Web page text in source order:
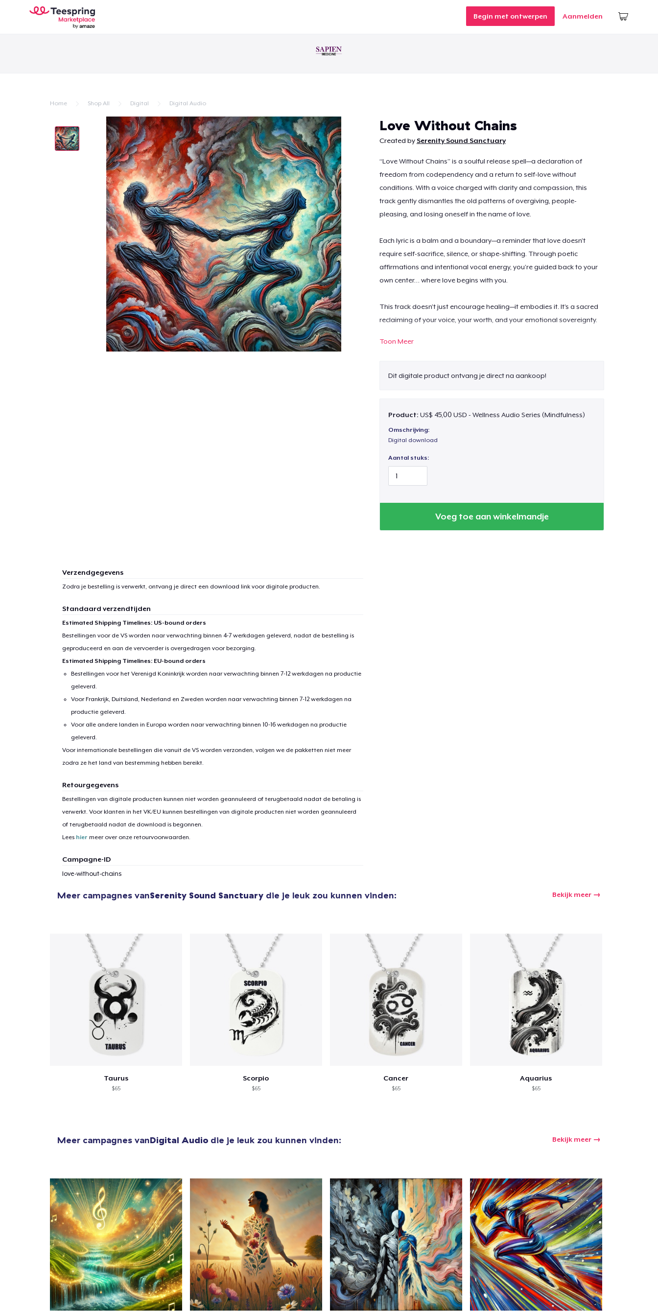
Begin met ontwerpen Aanmelden
Home Shop All Digital Digital Audio
Love Without Chains
Created bySerenity Sound Sanctuary
“Love Without Chains” is a soulful release spell—a declaration of
freedom from codependency and a return to self-love without
conditions. With a voice charged with clarity and compassion, this
track gently dismantles the old patterns of overgiving, people-
pleasing, and losing oneself in the name of love.
Each lyric is a balm and a boundary—a reminder that love doesn’t
require self-sacrifice, silence, or shape-shifting. Through poetic
affirmations and intentional vocal energy, you’re guided back to your
own center… where love begins with you.
This track doesn’t just encourage healing—it embodies it. It’s a sacred
reclaiming of your voice, your worth, and your emotional sovereignty.
You don’t need to chase love.
You’re not the soil for all their seeds.
It’s okay to say goodbye.
Toon Meer
Dit digitale product ontvang je direct na aankoop!
Product: US$ 45,00 USD - Wellness Audio Series (Mindfulness)
Omschrijving:
Digital download
Aantal stuks:
Voeg toe aan winkelmandje
Verzendgegevens
Zodra je bestelling is verwerkt, ontvang je direct een download link voor digitale producten.
Standaard verzendtijden
Estimated Shipping Timelines: US-bound orders
Bestellingen voor de VS worden naar verwachting binnen 4-7 werkdagen geleverd, nadat de bestelling is
geproduceerd en aan de vervoerder is overgedragen voor bezorging.
Estimated Shipping Timelines: EU-bound orders
Bestellingen voor het Verenigd Koninkrijk worden naar verwachting binnen 7-12 werkdagen na productie
geleverd.
Voor Frankrijk, Duitsland, Nederland en Zweden worden naar verwachting binnen 7-12 werkdagen na
productie geleverd.
Voor alle andere landen in Europa worden naar verwachting binnen 10-16 werkdagen na productie
geleverd.
Voor internationale bestellingen die vanuit de VS worden verzonden, volgen we de pakketten niet meer
zodra ze het land van bestemming hebben bereikt.
Retourgegevens
Bestellingen van digitale producten kunnen niet worden geannuleerd of terugbetaald nadat de betaling is
verwerkt. Voor klanten in het VK/EU kunnen bestellingen van digitale producten niet worden geannuleerd
of terugbetaald nadat de download is begonnen.
Lees hier meer over onze retourvoorwaarden.
Campagne-ID
love-without-chains
Meer campagnes vanSerenity Sound Sanctuary die je leuk zou kunnen vinden: Bekijk meer
Taurus
$65
Scorpio
$65
Cancer
$65
Aquarius
$65
Meer campagnes vanDigital Audio die je leuk zou kunnen vinden: Bekijk meer
winkelwagen toegevoegd
Ga door naar de Kassa